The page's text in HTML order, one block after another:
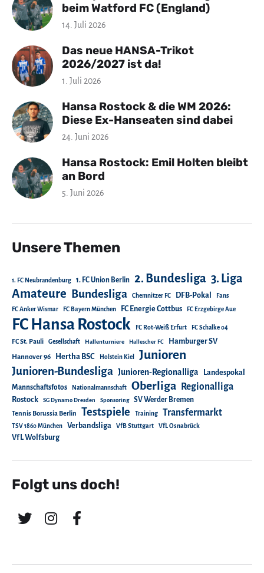
beim Watford FC (England)
14. Juli 2026
Das neue HANSA-Trikot
2026/2027 ist da!
1. Juli 2026
Hansa Rostock & die WM 2026:
Diese Ex-Hanseaten sind dabei
24. Juni 2026
Hansa Rostock: Emil Holten bleibt
an Bord
5. Juni 2026
Unsere Themen
1. FC Neubrandenburg 1. FC Union Berlin 2. Bundesliga 3. Liga
Amateure Bundesliga Chemnitzer FC DFB-Pokal Fans
FC Anker Wismar FC Bayern München FC Energie Cottbus FC Erzgebirge Aue
FC Hansa Rostock FC Rot-Weiß Erfurt FC Schalke 04
FC St. Pauli Gesellschaft Hallenturniere Hallescher FC Hamburger SV
Hannover 96 Hertha BSC Holstein Kiel Junioren
Junioren-Bundesliga Junioren-Regionalliga
Landespokal
Mannschaftsfotos
Nationalmannschaft Oberliga Regionalliga
Rostock SG Dynamo Dresden Sponsoring SV Werder Bremen
Tennis Borussia Berlin Testspiele Training Transfermarkt
TSV 1860 München Verbandsliga VfB Stuttgart VfL Osnabrück
VfL Wolfsburg
Folgt uns doch!